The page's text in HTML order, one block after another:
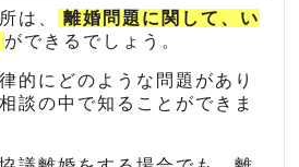
は、
離婚問題に関して、い
ができるでしょう。
的にどのような問題があり
談の中で知ることができま